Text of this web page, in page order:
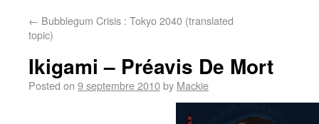
← Bubblegum Crisis : Tokyo 2040 (translated
topic)
Ikigami – Préavis De Mort
Posted on 9 septembre 2010by Mackie